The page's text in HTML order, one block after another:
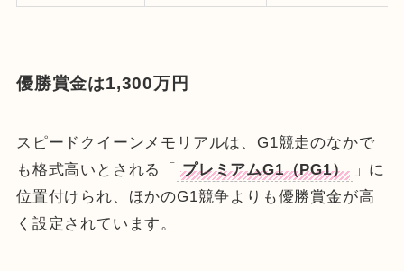
優勝賞金は1,300万円
スピードクイーンメモリアルは、G1競走のなかで
も格式高いとされる「
プレミアムG1（PG1）
」に
位置付けられ、ほかのG1競争よりも優勝賞金が高
く設定されています。